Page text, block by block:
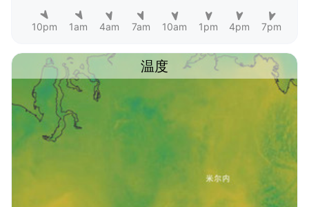
10pm 1am 4am 7am 10am 1pm 4pm 7pm
温度